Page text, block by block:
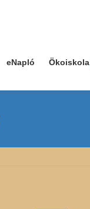
eNapló Ökoiskola